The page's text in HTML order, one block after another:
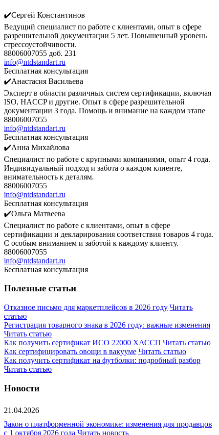
✔️Сергей Константинов
Ведущий специалист по работе с клиентами, опыт в сфере
разрешительной документации 5 лет. Повышенный уровень
стрессоустойчивости.
88006007055 доб. 231
info@ntdstandart.ru
Бесплатная консультация
✔️Анастасия Васильева
Эксперт в области различных систем сертификации, включая
ISO, HACCP и другие. Опыт в сфере разрешительной
документации 3 года. Помощь и внимание на каждом этапе
88006007055
info@ntdstandart.ru
Бесплатная консультация
✔️Анна Михайлова
Специалист по работе с крупными компаниями, опыт 4 года.
Индивидуальный подход и забота о каждом клиенте,
внимательность к деталям.
88006007055
info@ntdstandart.ru
Бесплатная консультация
✔️Ольга Матвеева
Специалист по работе с клиентами, опыт в сфере
сертификации и декларирования соответствия товаров 4 года.
С особым вниманием и заботой к каждому клиенту.
88006007055
info@ntdstandart.ru
Бесплатная консультация
Полезные статьи
Отказное письмо для маркетплейсов в 2026 году Читать
статью
Регистрация товарного знака в 2026 году: важные изменения
Читать статью
Как получить сертификат ИСО 22000 ХАССП Читать статью
Как сертифицировать овощи в вакууме Читать статью
Как получить сертификат на футболки: подробный разбор
Читать статью
Новости
21.04.2026
Закон о платформенной экономике: изменения для продавцов
с 1 октября 2026 года Читать новость